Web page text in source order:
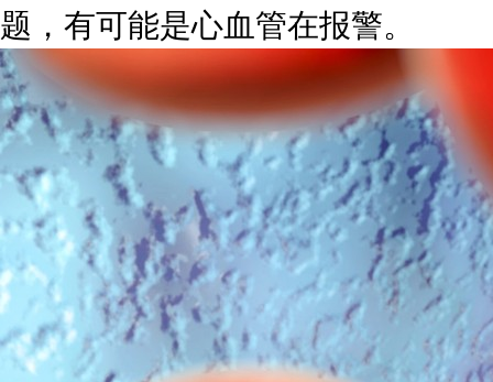
题，有可能是心血管在报警。